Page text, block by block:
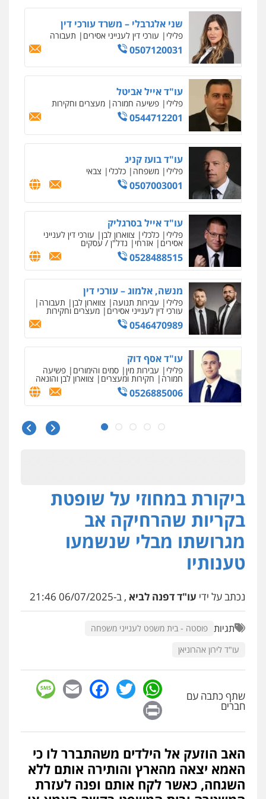
אלי אונגר משרד עו"ד
פלילי פשיעה חמורה מעצרים מנהלי
עסקים
0507302623
עו"ד מעיין שמחון
פלילי מעצרים וחקירות עורכי דין לענייני
אסירים
0587604050
עו"ד שאדי כבהא
פלילי עורכי דין לענייני אסירים
0525556970
עו"ד רויטל סבג שקד
פלילי פשיעה חמורה אמצעי לחימה
אלימות עורכי דין לענייני אסירים
0528615306
דוד בוחבוט – משרד עו"ד
פלילי פשיעה חמורה מעצרים צווארון לבן
0505542333
עו"ד בן ממן
פלילי אסירים חקירות ומעצרים סייבר
ניהול משברים פליליים
0506355388
חליל ביאדי – משרד עורכי דין
עו"ד איהאב זבידאת
פלילי פשיעה חמורה ארגוני פשע עבירות
המתה עבירות מין
0509930581
0523379525
עו"ד יוסי חמצני
מס
גיל דביר – משרד עורכי דין
פשיעה כלכלית
עו"ד עידית שינו-אמיתי
פלילי עורכי דין לענייני אסירים פשיעה
חמורה מעצרים וחקירות
ביקורת במחוזי על שופטת
בקריות שהרחיקה אב
מגרושתו מבלי שנשמעו
טענותיו
נכתב על ידי עו"ד דפנה לביא , ב-06/07/2025 21:46
תגיות פוסטה - בית משפט לענייני משפחה
עו"ד לירון אהרוניאן
שתף כתבה עם
חברים
WhatsApp
Twitter
Facebook
Email
האב הוזעק אל הילדים משהתברר לו כי
האמא יצאה מהארץ והותירה אותם ללא
השגחה, כאשר לקח אותם ופנה לעזרת